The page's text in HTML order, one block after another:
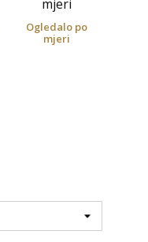
Ogledalo po
mjeri